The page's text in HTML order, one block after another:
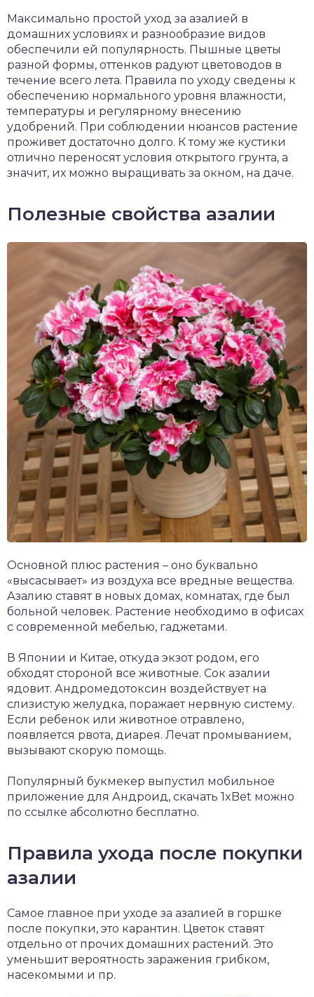
Максимально простой уход за азалией в
домашних условиях и разнообразие видов
обеспечили ей популярность. Пышные цветы
разной формы, оттенков радуют цветоводов в
течение всего лета. Правила по уходу сведены к
обеспечению нормального уровня влажности,
температуры и регулярному внесению
удобрений. При соблюдении нюансов растение
проживет достаточно долго. К тому же кустики
отлично переносят условия открытого грунта, а
значит, их можно выращивать за окном, на даче.
Полезные свойства азалии
Основной плюс растения – оно буквально
«высасывает» из воздуха все вредные вещества.
Азалию ставят в новых домах, комнатах, где был
больной человек. Растение необходимо в офисах
с современной мебелью, гаджетами.
В Японии и Китае, откуда экзот родом, его
обходят стороной все животные. Сок азалии
ядовит. Андромедотоксин воздействует на
слизистую желудка, поражает нервную систему.
Если ребенок или животное отравлено,
появляется рвота, диарея. Лечат промыванием,
вызывают скорую помощь.
Популярный букмекер выпустил мобильное
приложение для Андроид, скачать 1xBet можно
по ссылке абсолютно бесплатно.
Правила ухода после покупки
азалии
Самое главное при уходе за азалией в горшке
после покупки, это карантин. Цветок ставят
отдельно от прочих домашних растений. Это
уменьшит вероятность заражения грибком,
насекомыми и пр.
и уход